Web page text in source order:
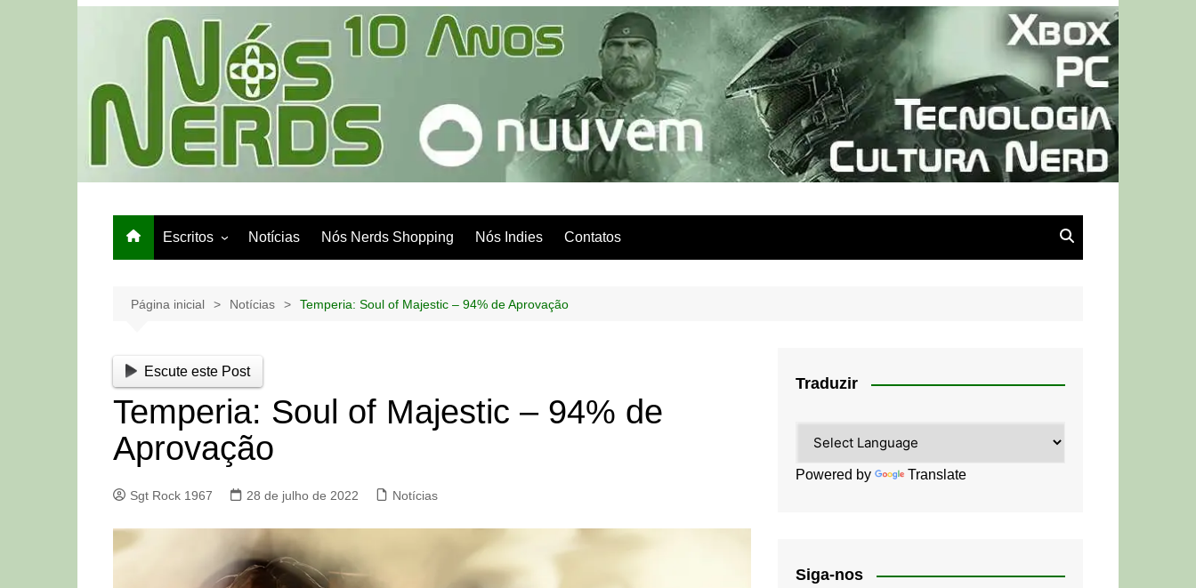
Escritos
Papo de Bar
Notícias Nós Nerds Shopping Nós Indies Contatos
Página inicial Notícias Temperia: Soul of Majestic – 94% de Aprovação
Escute este Post
Temperia: Soul of Majestic – 94% de
Aprovação
Sgt Rock 1967 28 de julho de 2022 Notícias
Traduzir
Powered by Translate
Siga-nos